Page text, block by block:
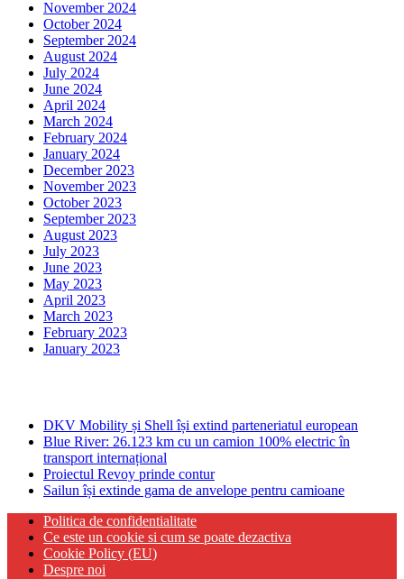
November 2024
October 2024
September 2024
August 2024
July 2024
June 2024
April 2024
March 2024
February 2024
January 2024
December 2023
November 2023
October 2023
September 2023
August 2023
July 2023
June 2023
May 2023
April 2023
March 2023
February 2023
January 2023
DKV Mobility și Shell își extind parteneriatul european
Blue River: 26.123 km cu un camion 100% electric în
transport internațional
Proiectul Revoy prinde contur
Sailun își extinde gama de anvelope pentru camioane
Politica de confidentialitate
Ce este un cookie si cum se poate dezactiva
Cookie Policy (EU)
Despre noi